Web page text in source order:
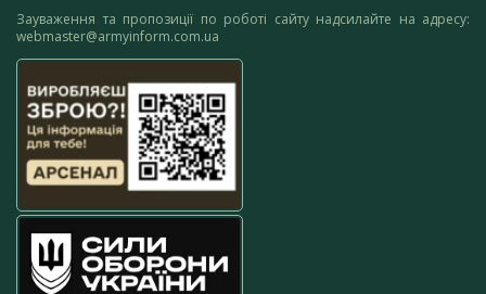
Зауваження та пропозиції по роботі сайту надсилайте на адресу:
webmaster@armyinform.com.ua